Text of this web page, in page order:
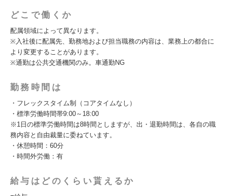
どこで働くか
配属領域によって異なります。
※入社後に配属先、勤務地および担当職務の内容は、業務上の都合に
より変更することがあります。
※通勤は公共交通機関のみ。車通勤NG
勤務時間は
・フレックスタイム制（コアタイムなし）
・標準労働時間帯9:00～18:00
※1日の標準労働時間は8時間としますが、出・退勤時間は、各自の職
務内容と自由裁量に委ねています。
・休憩時間：60分
・時間外労働：有
給与はどのくらい貰えるか